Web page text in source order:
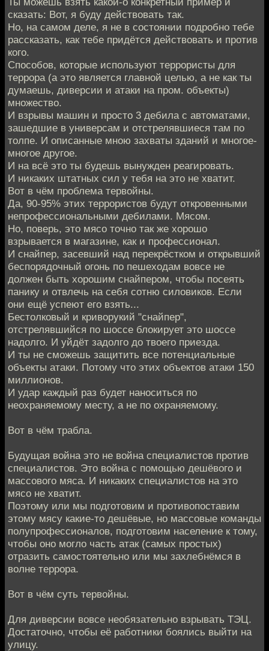
сказать: Вот, я буду действовать так.
Но, на самом деле, я не в состоянии подробно тебе
рассказать, как тебе придётся действовать и против
кого.
Способов, которые используют террористы для
террора (а это является главной целью, а не как ты
думаешь, диверсии и атаки на пром. объекты)
множество.
И взрывы машин и просто 3 дебила с автоматами,
зашедшие в универсам и отстрелявшиеся там по
толпе. И описанные мною захваты зданий и многое-
многое другое.
И на всё это ты будешь вынужден реагировать.
И никаких штатных сил у тебя на это не хватит.
Вот в чём проблема тервойны.
Да, 90-95% этих террористов будут откровенными
непрофессиональными дебилами. Мясом.
Но, поверь, это мясо точно так же хорошо
взрывается в магазине, как и профессионал.
И снайпер, засевший над перекрёстком и открывший
беспорядочный огонь по пешеходам вовсе не
должен быть хорошим снайпером, чтобы посеять
панику и отвлечь на себя сотню силовиков. Если
они ещё успеют его взять...
Бестолковый и криворукий "снайпер",
отстрелявшийся по шоссе блокирует это шоссе
надолго. И уйдёт задолго до твоего приезда.
И ты не сможешь защитить все потенциальные
объекты атаки. Потому что этих объектов атаки 150
миллионов.
И удар каждый раз будет наноситься по
неохраняемому месту, а не по охраняемому.
Вот в чём трабла.
Будущая война это не война специалистов против
специалистов. Это война с помощью дешёвого и
массового мяса. И никаких специалистов на это
мясо не хватит.
Поэтому или мы подготовим и противопоставим
этому мясу какие-то дешёвые, но массовые команды
полупрофессионалов, подготовим население к тому,
чтобы оно могло часть атак (самых простых)
отразить самостоятельно или мы захлебнёмся в
волне террора.
Вот в чём суть тервойны.
Для диверсии вовсе необязательно взрывать ТЭЦ.
Достаточно, чтобы её работники боялись выйти на
улицу.